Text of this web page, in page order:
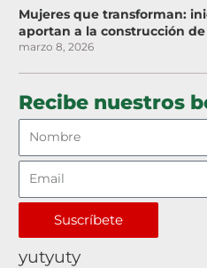
Mujeres que transforman:
aportan a la construcción
marzo 8, 2026
Recibe nuestros
Suscríbete
yutyuty